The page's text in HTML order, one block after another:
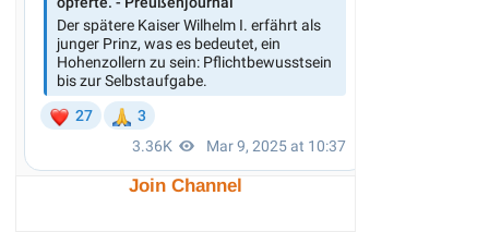
Join Channel